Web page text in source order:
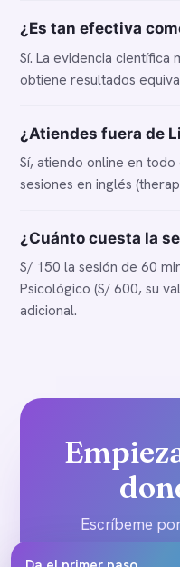
¿Es tan efectiva
Sí. La evidencia científica
obtiene resultados
¿Atiendes fuera de
Sí, atiendo online en
sesiones en inglés
¿Cuánto cuesta la
S/ 150 la sesión de 60
Psicológico (S/ 600, su
adicional.
Escríbeme